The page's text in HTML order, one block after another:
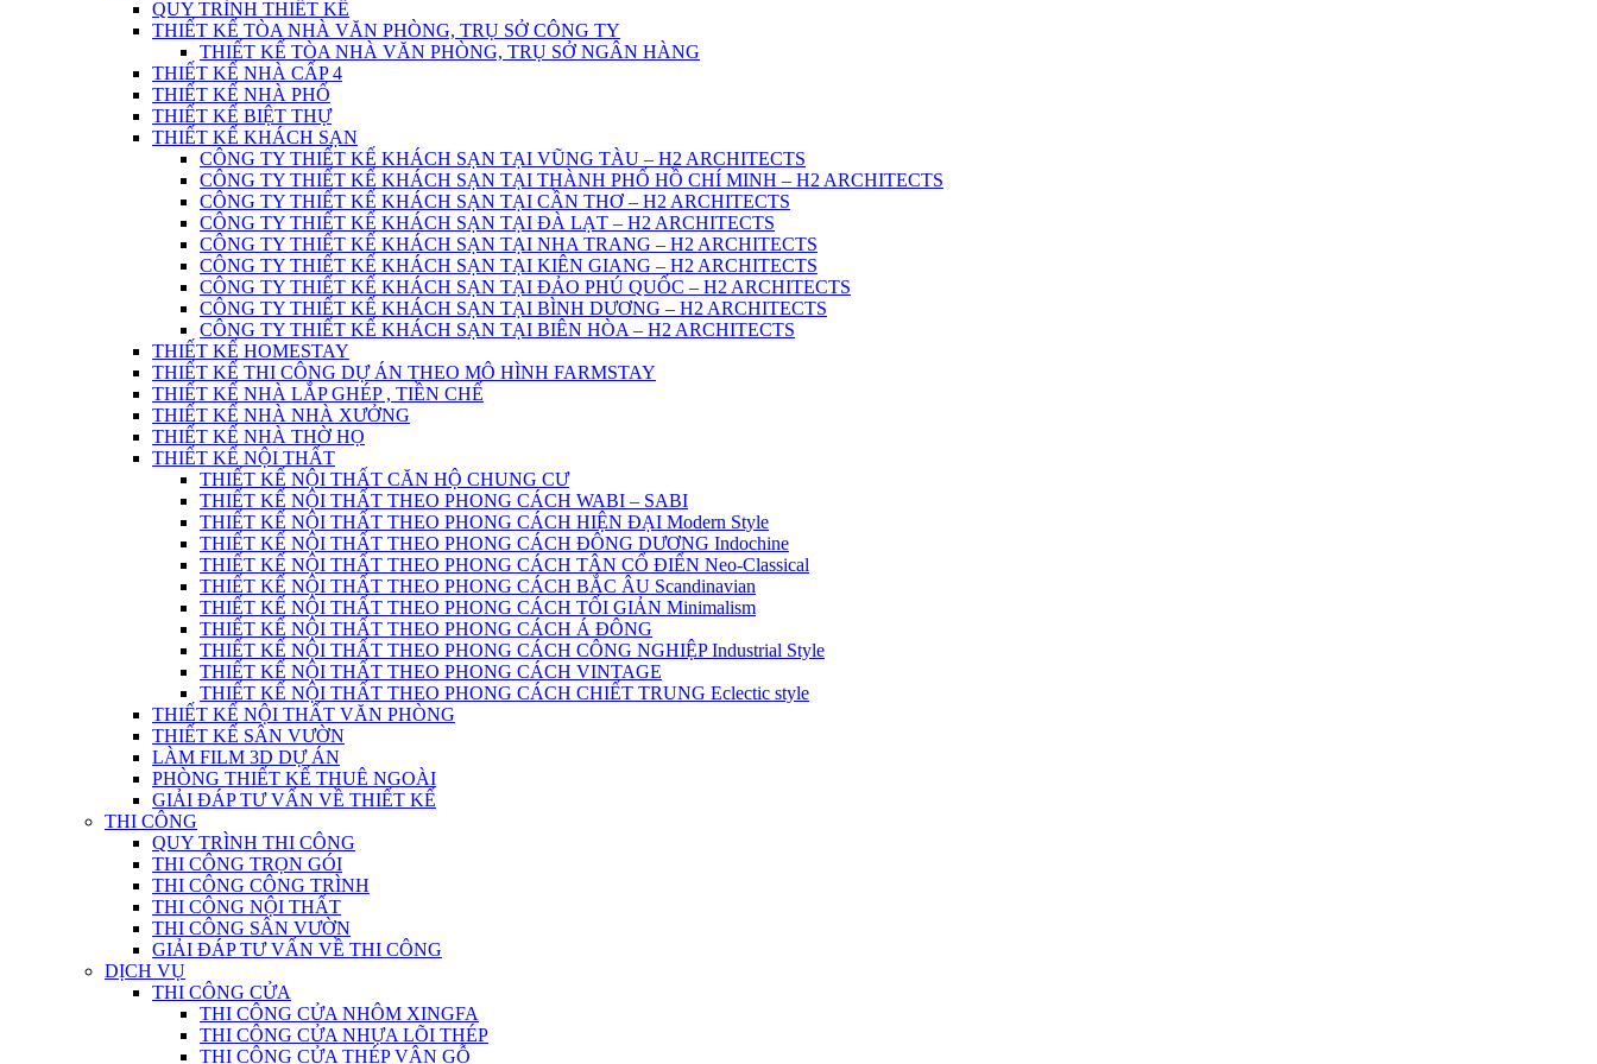
QUY TRÌNH THIẾT KẾ
THIẾT KẾ TÒA NHÀ VĂN PHÒNG, TRỤ SỞ CÔNG TY
THIẾT KẾ TÒA NHÀ VĂN PHÒNG, TRỤ SỞ NGÂN HÀNG
THIẾT KẾ NHÀ CẤP 4
THIẾT KẾ NHÀ PHỐ
THIẾT KẾ BIỆT THỰ
THIẾT KẾ KHÁCH SẠN
CÔNG TY THIẾT KẾ KHÁCH SẠN TẠI VŨNG TÀU – H2 ARCHITECTS
CÔNG TY THIẾT KẾ KHÁCH SẠN TẠI THÀNH PHỐ HỒ CHÍ MINH – H2 ARCHITECTS
CÔNG TY THIẾT KẾ KHÁCH SẠN TẠI CẦN THƠ – H2 ARCHITECTS
CÔNG TY THIẾT KẾ KHÁCH SẠN TẠI ĐÀ LẠT – H2 ARCHITECTS
CÔNG TY THIẾT KẾ KHÁCH SẠN TẠI NHA TRANG – H2 ARCHITECTS
CÔNG TY THIẾT KẾ KHÁCH SẠN TẠI KIÊN GIANG – H2 ARCHITECTS
CÔNG TY THIẾT KẾ KHÁCH SẠN TẠI ĐẢO PHÚ QUỐC – H2 ARCHITECTS
CÔNG TY THIẾT KẾ KHÁCH SẠN TẠI BÌNH DƯƠNG – H2 ARCHITECTS
CÔNG TY THIẾT KẾ KHÁCH SẠN TẠI BIÊN HÒA – H2 ARCHITECTS
THIẾT KẾ HOMESTAY
THIẾT KẾ THI CÔNG DỰ ÁN THEO MÔ HÌNH FARMSTAY
THIẾT KẾ NHÀ LẮP GHÉP , TIỀN CHẾ
THIẾT KẾ NHÀ NHÀ XƯỞNG
THIẾT KẾ NHÀ THỜ HỌ
THIẾT KẾ NỘI THẤT
THIẾT KẾ NỘI THẤT CĂN HỘ CHUNG CƯ
THIẾT KẾ NỘI THẤT THEO PHONG CÁCH WABI – SABI
THIẾT KẾ NỘI THẤT THEO PHONG CÁCH HIỆN ĐẠI Modern Style
THIẾT KẾ NỘI THẤT THEO PHONG CÁCH ĐÔNG DƯƠNG Indochine
THIẾT KẾ NỘI THẤT THEO PHONG CÁCH TÂN CỔ ĐIỂN Neo-Classical
THIẾT KẾ NỘI THẤT THEO PHONG CÁCH BẮC ÂU Scandinavian
THIẾT KẾ NỘI THẤT THEO PHONG CÁCH TỐI GIẢN Minimalism
THIẾT KẾ NỘI THẤT THEO PHONG CÁCH Á ĐÔNG
THIẾT KẾ NỘI THẤT THEO PHONG CÁCH CÔNG NGHIỆP Industrial Style
THIẾT KẾ NỘI THẤT THEO PHONG CÁCH VINTAGE
THIẾT KẾ NỘI THẤT THEO PHONG CÁCH CHIẾT TRUNG Eclectic style
THIẾT KẾ NỘI THẤT VĂN PHÒNG
THIẾT KẾ SÂN VƯỜN
LÀM FILM 3D DỰ ÁN
PHÒNG THIẾT KẾ THUÊ NGOÀI
GIẢI ĐÁP TƯ VẤN VỀ THIẾT KẾ
THI CÔNG
QUY TRÌNH THI CÔNG
THI CÔNG TRỌN GÓI
THI CÔNG CÔNG TRÌNH
THI CÔNG NỘI THẤT
THI CÔNG SÂN VƯỜN
GIẢI ĐÁP TƯ VẤN VỀ THI CÔNG
DỊCH VỤ
THI CÔNG CỬA
THI CÔNG CỬA NHÔM XINGFA
THI CÔNG CỬA NHỰA LÕI THÉP
THI CÔNG CỬA THÉP VÂN GỖ